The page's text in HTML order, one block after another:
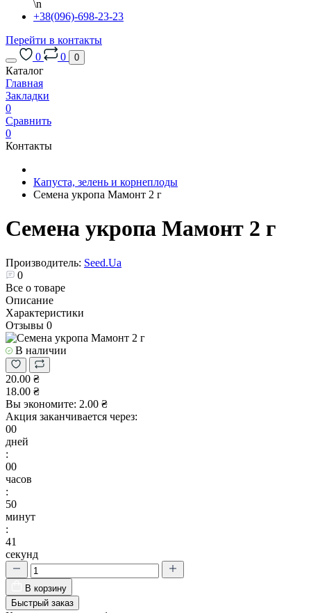
\n
+38(096)-698-23-23
Перейти в контакты
0
0 0
Каталог
Главная
Закладки
0
Сравнить
0
Контакты
Капуста, зелень и корнеплоды
Семена укропа Мамонт 2 г
Семена укропа Мамонт 2 г
Производитель: Seed.Ua
0
Все о товаре
Описание
Характеристики
Отзывы 0
В наличии
20.00 ₴
18.00 ₴
Вы экономите: 2.00 ₴
Акция заканчивается через:
00
дней
:
00
часов
:
50
минут
:
41
секунд
В корзину
Быстрый заказ